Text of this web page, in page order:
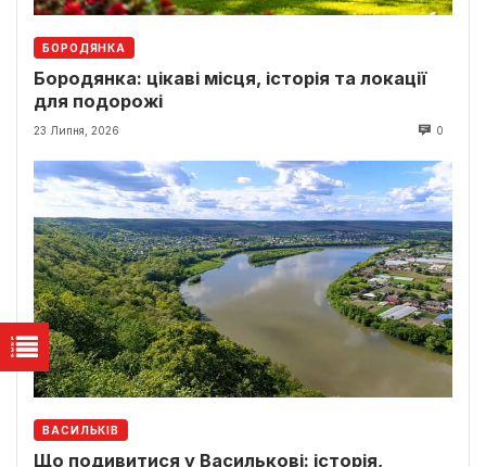
БОРОДЯНКА
Бородянка: цікаві місця, історія та локації
для подорожі
23 Липня, 2026 0
ВАСИЛЬКІВ
Що подивитися у Василькові: історія,